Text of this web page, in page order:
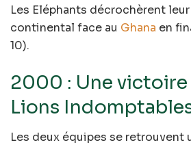
Les Eléphants décrochèrent
continental face au Ghana en
10).
2000 : Une
Lions
Les deux équipes se retrouvent